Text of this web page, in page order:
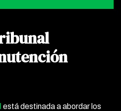
está destinada a abordar los